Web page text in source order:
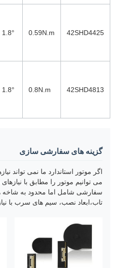
42SHD4425
0.59N.m
1.8°
42SHD4813
0.8N.m
1.8°
گزینه های سفارشی سازی
اگر موتور استاندارد ما نمی تواند
می توانیم موتور را مطابق با
سفارشی شامل اما محدود به شاخه
تاب،ابعاد نصب، سیم های سرب با